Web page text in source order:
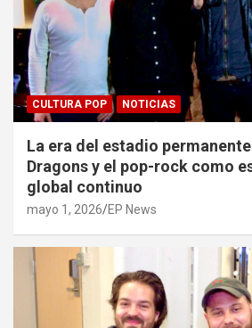
CULTURA POP NOTICIAS
La era del estadio
Dragons y el pop-rock como
global continuo
mayo 1, 2026 EP News